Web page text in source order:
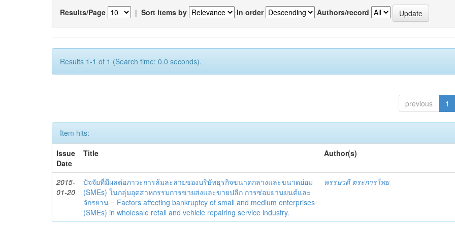
Results/Page | Sort items by In order Authors/record
Results 1-1 of 1 (Search time: 0.0 seconds).
previous 1
Item hits:
Issue
Date
Title Author(s)
2015-
01-20
ปัจจัยที่มีผลต่อภาวะการล้มละลายของบริษัทธุรกิจขนาดกลางและขนาดย่อม
(SMEs) ในกลุ่มอุตสาหกรรมการขายส่งและขายปลีก การซ่อมยานยนต์และ
จักรยาน = Factors affecting bankruptcy of small and medium enterprises
(SMEs) in wholesale retail and vehicle repairing service industry.
พรรษวดี ตระการไทย